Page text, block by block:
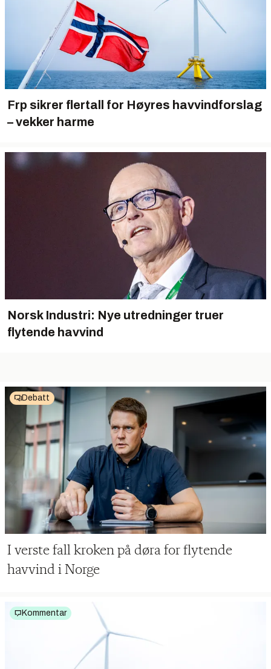
Frp sikrer flertall for Høyres havvindforslag
– vekker harme
Norsk Industri: Nye utredninger truer
flytende havvind
Debatt
I verste fall kroken på døra for flytende
havvind i Norge
Kommentar